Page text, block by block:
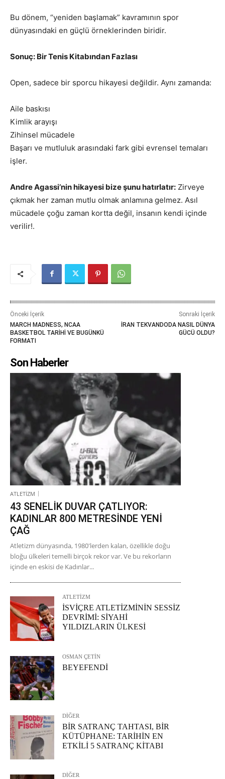
Bu dönem, “yeniden başlamak” kavramının spor
dünyasındaki en güçlü örneklerinden biridir.
Sonuç: Bir Tenis Kitabından Fazlası
Open, sadece bir sporcu hikayesi değildir. Aynı zamanda:
Aile baskısı
Kimlik arayışı
Zihinsel mücadele
Başarı ve mutluluk arasındaki fark gibi evrensel temaları
işler.
Andre Agassi’nin hikayesi bize şunu hatırlatır: Zirveye
çıkmak her zaman mutlu olmak anlamına gelmez. Asıl
mücadele çoğu zaman kortta değil, insanın kendi içinde
verilir!.
Önceki İçerik
MARCH MADNESS, NCAA
BASKETBOL TARİHİ VE BUGÜNKÜ
FORMATI
Sonraki İçerik
İRAN TEKVANDODA NASIL DÜNYA
GÜCÜ OLDU?
Son Haberler
ATLETİZM
43 SENELİK DUVAR ÇATLIYOR:
KADINLAR 800 METRESİNDE YENİ
ÇAĞ
Atletizm dünyasında, 1980'lerden kalan, özellikle doğu
bloğu ülkeleri temelli birçok rekor var. Ve bu rekorların
içinde en eskisi de Kadınlar...
ATLETİZM
İSVİÇRE ATLETİZMİNİN SESSİZ
DEVRİMİ: SİYAHİ
YILDIZLARIN ÜLKESİ
OSMAN ÇETİN
BEYEFENDİ
DİĞER
BİR SATRANÇ TAHTASI, BİR
KÜTÜPHANE: TARİHİN EN
ETKİLİ 5 SATRANÇ KİTABI
DİĞER